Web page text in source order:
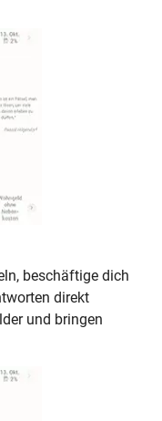
beschäftige dich
direkt
und bringen